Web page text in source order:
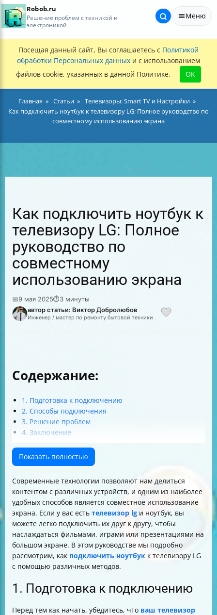
Robob.ru
Решение проблем с техникой и
электроникой
Меню
Посещая данный сайт, Вы соглашаетесь с Политикой
обработки Персональных данных и с использованием
файлов cookie, указанных в данной Политике.
OK
Главная Статьи
Телевизоры: Smart TV и Настройки
Как подключить ноутбук к телевизору LG: Полное руководство по
совместному использованию экрана
Как подключить ноутбук к
телевизору LG: Полное
руководство по
совместному
использованию экрана
📅9 мая 2025⏱3 минуты
автор статьи: Виктор Добролюбов
Инженер / мастер по ремонту бытовой техники
Содержание:
1. Подготовка к подключению
2. Способы подключения
3. Решение проблем
4. Заключение
Показать полностью
Современные технологии позволяют нам делиться
контентом с различных устройств, и одним из наиболее
удобных способов является совместное использование
экрана. Если у вас есть телевизор lg и ноутбук, вы
можете легко подключить их друг к другу, чтобы
наслаждаться фильмами, играми или презентациями на
большом экране. В этом руководстве мы подробно
рассмотрим, как подключить ноутбук к телевизору LG
с помощью различных методов.
1. Подготовка к подключению
Перед тем как начать, убедитесь, что ваш телевизор